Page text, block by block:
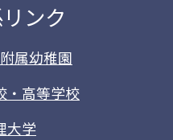
ンク
属幼稚園
・高等学校
大学